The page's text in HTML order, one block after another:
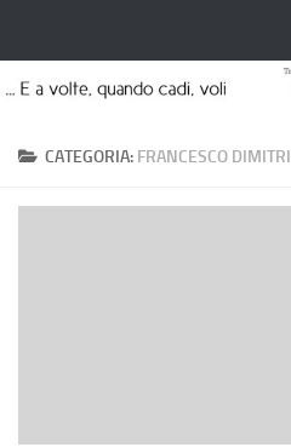
CATEGORIA: FRANCESCO DIMITRI